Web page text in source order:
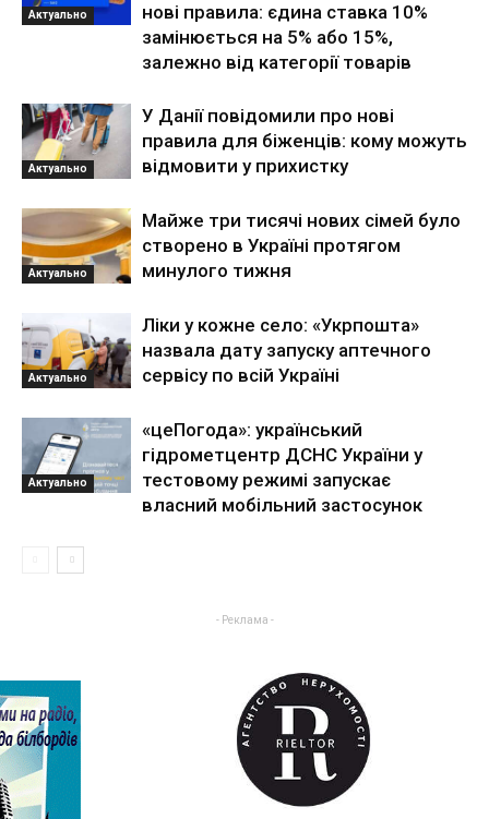
Актуально
нові правила: єдина ставка 10%
замінюється на 5% або 15%,
залежно від категорії товарів
Актуально
У Данії повідомили про нові
правила для біженців: кому можуть
відмовити у прихистку
Актуально
Майже три тисячі нових сімей було
створено в Україні протягом
минулого тижня
Актуально
Ліки у кожне село: «Укрпошта»
назвала дату запуску аптечного
сервісу по всій Україні
Актуально
«цеПогода»: український
гідрометцентр ДСНС України у
тестовому режимі запускає
власний мобільний застосунок
- Реклама -